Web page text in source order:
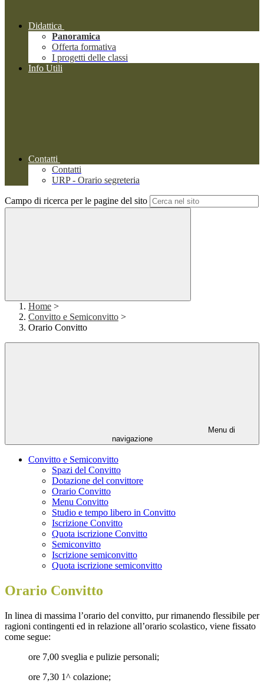
Didattica
Panoramica
Offerta formativa
I progetti delle classi
Info Utili
Contatti
Contatti
URP - Orario segreteria
Campo di ricerca per le pagine del sito
Home >
Convitto e Semiconvitto >
Orario Convitto
Menu di
navigazione
Convitto e Semiconvitto
Spazi del Convitto
Dotazione del convittore
Orario Convitto
Menu Convitto
Studio e tempo libero in Convitto
Iscrizione Convitto
Quota iscrizione Convitto
Semiconvitto
Iscrizione semiconvitto
Quota iscrizione semiconvitto
Orario Convitto
In linea di massima l’orario del convitto, pur rimanendo flessibile per
ragioni contingenti ed in relazione all’orario scolastico, viene fissato
come segue:
ore 7,00 sveglia e pulizie personali;
ore 7,30 1^ colazione;